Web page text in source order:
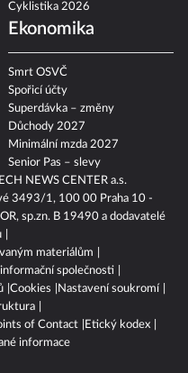
NEWS CENTER a.s.
3493/1, 100 00 Praha 10 -
sp.zn. B 19490 a dodavatelé
materiálům
společnosti
Cookies
Nastavení soukromí
of Contact
Etický kodex
informace
Cyklistika 2026
Ekonomika
Smrt OSVČ
Spořicí účty
Superdávka – změny
Důchody 2027
Minimální mzda 2027
Senior Pas – slevy